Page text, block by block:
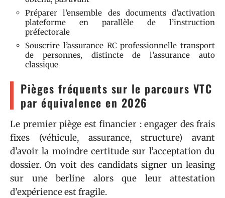
Préparer l’ensemble des documents d’activation
plateforme en parallèle de l’instruction
préfectorale
Souscrire l’assurance RC professionnelle transport
de personnes, distincte de l’assurance auto
classique
Pièges fréquents sur le parcours VTC
par équivalence en 2026
Le premier piège est financier : engager des frais
fixes (véhicule, assurance, structure) avant
d’avoir la moindre certitude sur l’acceptation du
dossier. On voit des candidats signer un leasing
sur une berline alors que leur attestation
d’expérience est fragile.